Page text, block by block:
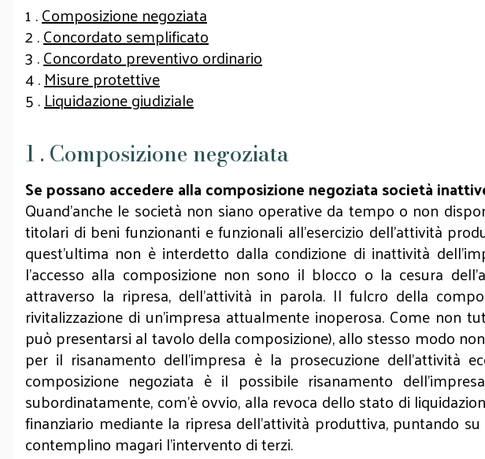
1 .Composizione negoziata
2 .Concordato semplificato
3 .Concordato preventivo ordinario
4 .Misure protettive
5 .Liquidazione giudiziale
1 . Composizione negoziata
Se possano accedere alla composizione negoziata società
Quand’anche le società non siano operative da tempo o non
titolari di beni funzionanti e funzionali all’esercizio dell’attività
quest’ultima non è interdetto dalla condizione di inattività
l’accesso alla composizione non sono il blocco o la cesura
attraverso la ripresa, dell’attività in parola. Il fulcro della
rivitalizzazione di un’impresa attualmente inoperosa. Come non
può presentarsi al tavolo della composizione), allo stesso modo
per il risanamento dell’impresa è la prosecuzione
composizione negoziata è il possibile risanamento
subordinatamente, com’è ovvio, alla revoca dello stato di
finanziario mediante la ripresa dell’attività produttiva, puntando
contemplino magari l’intervento di terzi.